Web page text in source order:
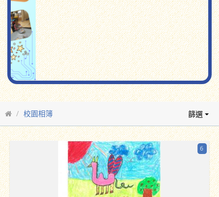
校園相簿 篩選
6